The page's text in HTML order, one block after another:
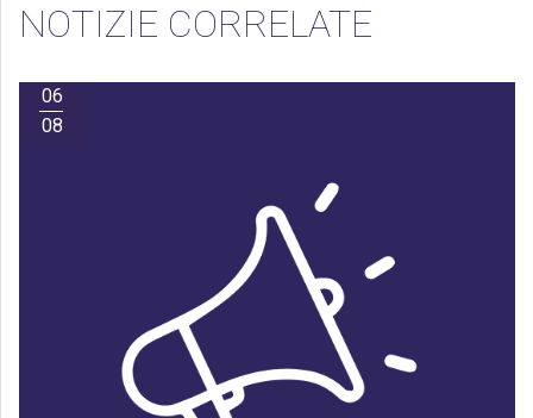
NOTIZIE CORRELATE
06
08